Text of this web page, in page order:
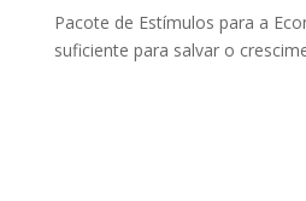
Pacote de Estímulos para a
suficiente para salvar o